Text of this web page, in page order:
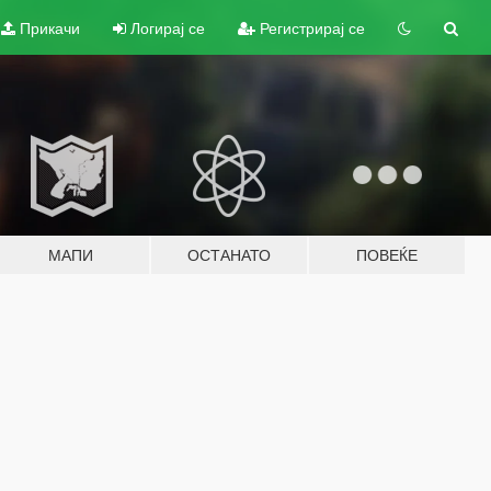
Прикачи Логирај се Регистрирај се
МАПИ ОСТАНАТО ПОВЕЌЕ